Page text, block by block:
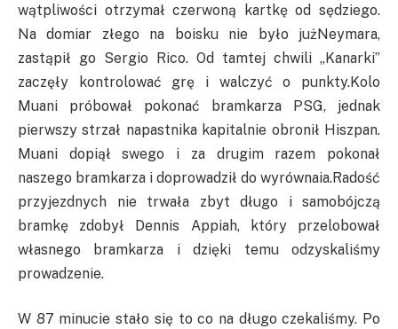
wątpliwości otrzymał czerwoną kartkę od sędziego.
Na domiar złego na boisku nie było jużNeymara,
zastąpił go Sergio Rico. Od tamtej chwili „Kanarki”
zaczęły kontrolować grę i walczyć o punkty.Kolo
Muani próbował pokonać bramkarza PSG, jednak
pierwszy strzał napastnika kapitalnie obronił Hiszpan.
Muani dopiął swego i za drugim razem pokonał
naszego bramkarza i doprowadził do wyrównaia.Radość
przyjezdnych nie trwała zbyt długo i samobójczą
bramkę zdobył Dennis Appiah, który przelobował
własnego bramkarza i dzięki temu odzyskaliśmy
prowadzenie.
W 87 minucie stało się to co na długo czekaliśmy. Po